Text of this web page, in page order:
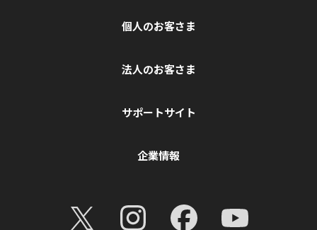
個人のお客さま
法人のお客さま
サポートサイト
企業情報